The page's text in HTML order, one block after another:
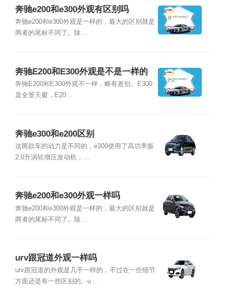
奔驰e200和e300外观有区别吗
奔驰e200和e300外观是一样的，最大的区别就是
两者的尾标不同了。除...
奔驰E200和E300外观是不是一样的
奔驰E200和E300外观不一样，略有差别。E300
是全景天窗，E20...
奔驰e300和e200区别
这两款车的动力是不同的，e300使用了高功率版
2.0升涡轮增压发动机，...
奔驰e200和e300外观一样吗
奔驰e200和e300外观是一样的，最大的区别就是
两者的尾标不同了。除...
urv跟冠道外观一样吗
urv跟冠道的外观是几乎一样的，不过在一些细节
方面还是有一些区别的。u...